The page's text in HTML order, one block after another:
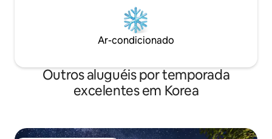
tratava-se de "hospitalidade". O Palácio
Gyeongbokgung, Seochon e Bukchon
são próximos, e Conecta-se a qualquer
lugar em Seul a partir do ponto de ônibus
hesitado, até mesmo essa hesitação é
bem-vinda. Em Buam-dong, sua própria
m até a pousada
enxergar, Assim
"Camu Tsubaki-
Ar-condicionado
Outros aluguéis por temporada
excelentes em Korea